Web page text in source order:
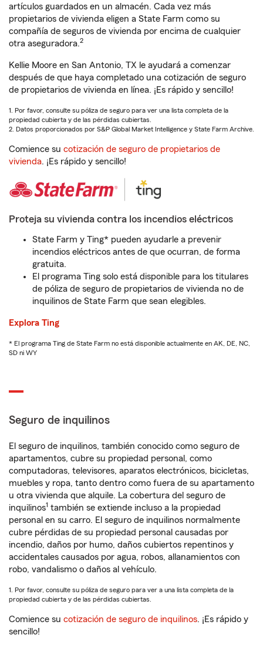
artículos guardados en un almacén. Cada vez más
propietarios de vivienda eligen a State Farm como su
compañía de seguros de vivienda por encima de cualquier
otra aseguradora.2
Kellie Moore en San Antonio, TX le ayudará a comenzar
después de que haya completado una cotización de seguro
de propietarios de vivienda en línea. ¡Es rápido y sencillo!
1. Por favor, consulte su póliza de seguro para ver una lista completa de la
propiedad cubierta y de las pérdidas cubiertas.
2. Datos proporcionados por S&P Global Market Intelligence y State Farm Archive.
Comience su cotización de seguro de propietarios de
vivienda. ¡Es rápido y sencillo!
Proteja su vivienda contra los incendios eléctricos
State Farm y Ting* pueden ayudarle a prevenir
incendios eléctricos antes de que ocurran, de forma
gratuita.
El programa Ting solo está disponible para los titulares
de póliza de seguro de propietarios de vivienda no de
inquilinos de State Farm que sean elegibles.
Explora Ting
* El programa Ting de State Farm no está disponible actualmente en AK, DE, NC,
SD ni WY
Seguro de inquilinos
El seguro de inquilinos, también conocido como seguro de
apartamentos, cubre su propiedad personal, como
computadoras, televisores, aparatos electrónicos, bicicletas,
muebles y ropa, tanto dentro como fuera de su apartamento
u otra vivienda que alquile. La cobertura del seguro de
inquilinos1 también se extiende incluso a la propiedad
personal en su carro. El seguro de inquilinos normalmente
cubre pérdidas de su propiedad personal causadas por
incendio, daños por humo, daños cubiertos repentinos y
accidentales causados por agua, robos, allanamientos con
robo, vandalismo o daños al vehículo.
1. Por favor, consulte su póliza de seguro para ver a una lista completa de la
propiedad cubierta y de las pérdidas cubiertas.
Comience su cotización de seguro de inquilinos. ¡Es rápido y
sencillo!